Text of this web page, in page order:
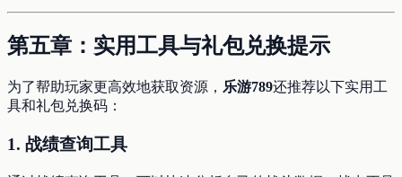
第五章：实用工具与礼包兑换提示
为了帮助玩家更高效地获取资源， 乐游789还推荐以下实用工
具和礼包兑换码：
1. 战绩查询工具